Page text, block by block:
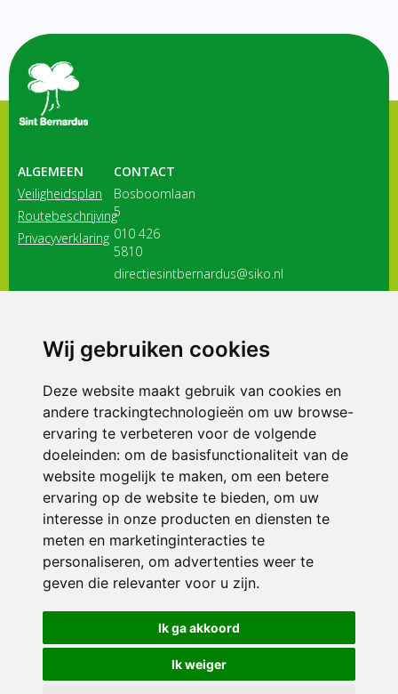
Wij gebruiken cookies
Deze website maakt gebruik van cookies en
andere trackingtechnologieën om uw browse-
ervaring te verbeteren voor de volgende
doeleinden: om de basisfunctionaliteit van de
website mogelijk te maken, om een betere
ervaring op de website te bieden, om uw
interesse in onze producten en diensten te
meten en marketinginteracties te
personaliseren, om advertenties weer te
geven die relevanter voor u zijn.
Ik ga akkoord
Ik weiger
ALGEMEEN
Veiligheidsplan
Routebeschrijving
Privacyverklaring
CONTACT
Bosboomlaan
5
010 426
5810
directiesintbernardus@siko.nl
3116 JB
ONDERDEEL VAN
© 2026 Sint Bernardus | Alle rechten voorbehouden
Privacy policy|Disclaimer| Klachtenregeling|RSIN en Anbi
voorkeuren
Crealisatie The MindOffice